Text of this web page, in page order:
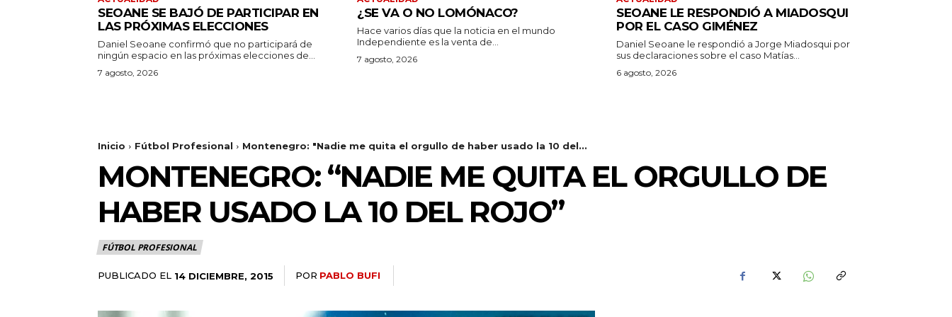
SEOANE SE BAJÓ DE PARTICIPAR EN
LAS PRÓXIMAS ELECCIONES
Daniel Seoane confirmó que no participará de
ningún espacio en las próximas elecciones de...
7 agosto, 2026
¿SE VA O NO LOMÓNACO?
Hace varios días que la noticia en el mundo
Independiente es la venta de...
7 agosto, 2026
SEOANE LE RESPONDIÓ A MIADOSQUI
POR EL CASO GIMÉNEZ
Daniel Seoane le respondió a Jorge Miadosqui por
sus declaraciones sobre el caso Matías...
6 agosto, 2026